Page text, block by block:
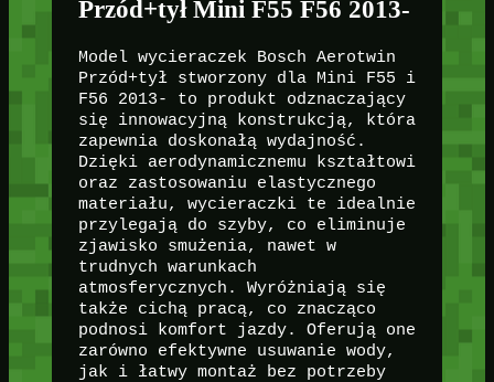
Przód+tył Mini F55 F56 2013-
Model wycieraczek Bosch Aerotwin
Przód+tył stworzony dla Mini F55 i
F56 2013- to produkt odznaczający
się innowacyjną konstrukcją, która
zapewnia doskonałą wydajność.
Dzięki aerodynamicznemu kształtowi
oraz zastosowaniu elastycznego
materiału, wycieraczki te idealnie
przylegają do szyby, co eliminuje
zjawisko smużenia, nawet w
trudnych warunkach
atmosferycznych. Wyróżniają się
także cichą pracą, co znacząco
podnosi komfort jazdy. Oferują one
zarówno efektywne usuwanie wody,
jak i łatwy montaż bez potrzeby